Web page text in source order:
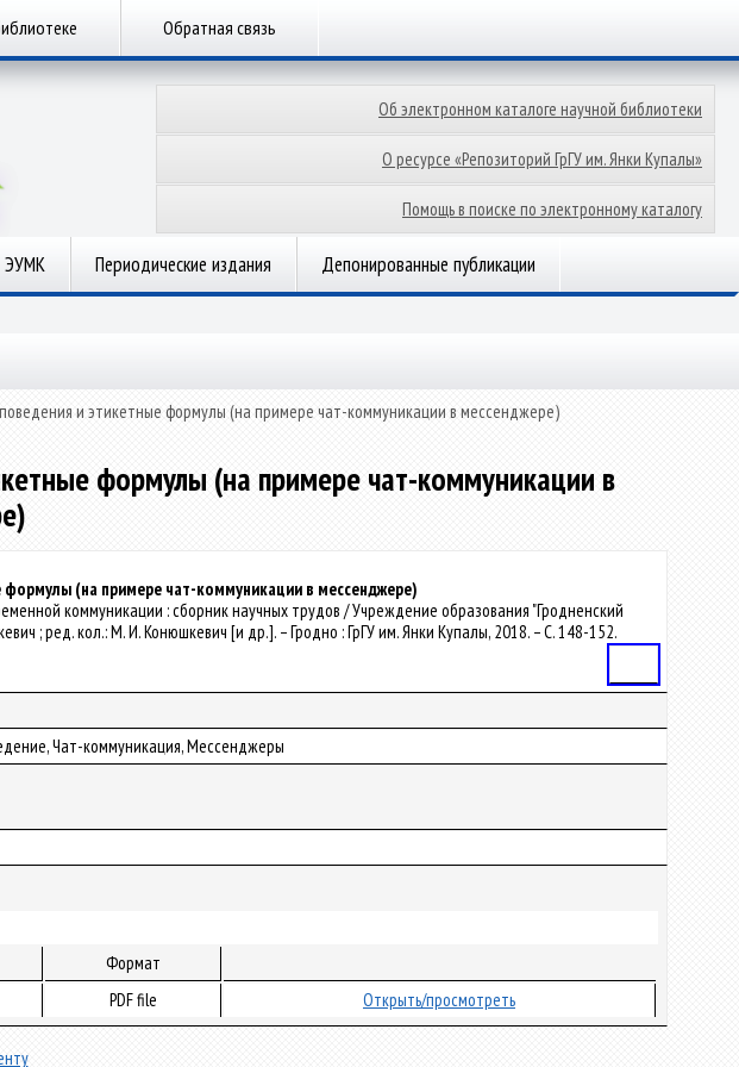
Обратная связь
Об электронном каталоге научной библиотеки
О ресурсе «Репозиторий ГрГУ им. Янки Купалы»
Помощь в поиске по электронному каталогу
ЭУМК Периодические издания Депонированные публикации
и этикетные формулы (на примере чат-коммуникации в мессенджере)
формулы (на примере чат-коммуникации в
(на примере чат-коммуникации в мессенджере)
коммуникации : сборник научных трудов / Учреждение образования "Гродненский
; ред. кол.: М. И. Конюшкевич [и др.]. – Гродно : ГрГУ им. Янки Купалы, 2018. – С. 148-152.
Чат-коммуникация, Мессенджеры
Формат
PDF file Открыть/просмотреть